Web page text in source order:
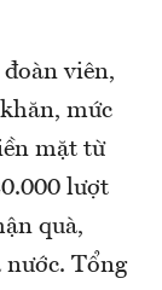
viên,
mức
mặt từ
lượt
quà,
Tổng